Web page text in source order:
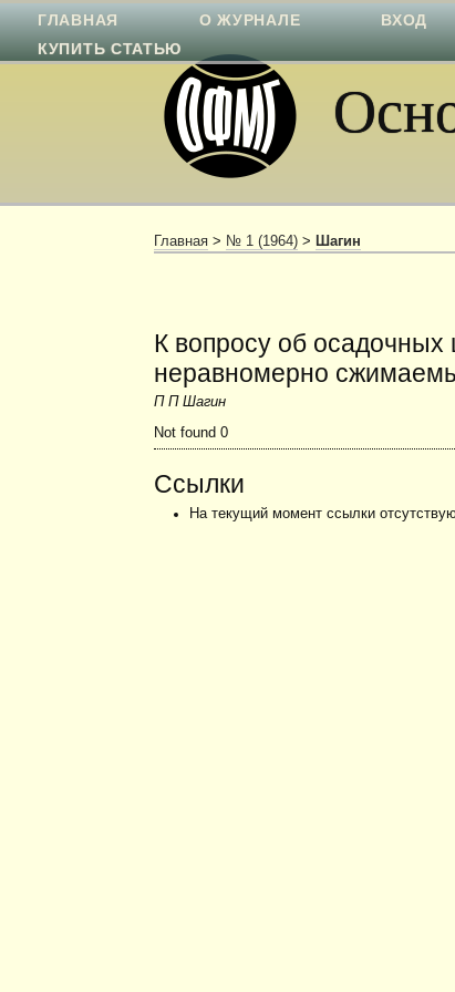
ГЛАВНАЯ О ЖУРНАЛЕ ВХОД
КУПИТЬ СТАТЬЮ
Главная > № 1 (1964) > Шагин
К вопросу об
неравномерно
П П Шагин
Not found 0
Ссылки
На текущий момент ссылки